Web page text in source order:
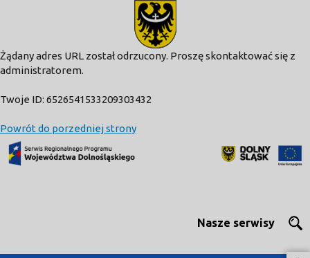
Żądany adres URL został odrzucony. Proszę skontaktować się z
administratorem.
Twoje ID: 6526541533209303432
Powrót do porzedniej strony
Nasze serwisy
modal-check